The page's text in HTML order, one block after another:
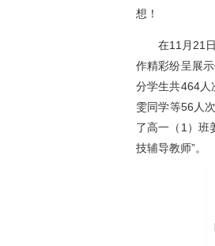
想！
在11月21日
作精彩纷呈展
分学生共464人
雯同学等56人
了高一（1）班
技辅导教师”。